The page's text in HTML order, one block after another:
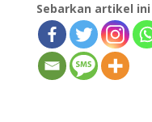
Sebarkan artikel ini